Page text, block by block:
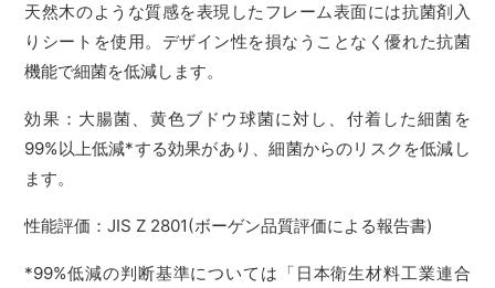
天然木のような質感を表現したフレーム表面には抗菌剤入
りシートを使用。デザイン性を損なうことなく優れた抗菌
機能で細菌を低減します。
効果：大腸菌、黄色ブドウ球菌に対し、付着した細菌を
99%以上低減*する効果があり、細菌からのリスクを低減し
ます。
性能評価：JIS Z 2801(ボーゲン品質評価による報告書)
*99%低減の判断基準については「日本衛生材料工業連合